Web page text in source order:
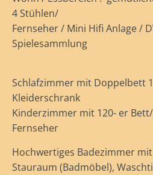
4 Stühlen/
Fernseher / Mini Hifi Anlage /
Spielesammlung
Schlafzimmer mit Doppelbett
Kleiderschrank
Kinderzimmer mit 120- er
Fernseher
Hochwertiges Badezimmer
Stauraum (Badmöbel),